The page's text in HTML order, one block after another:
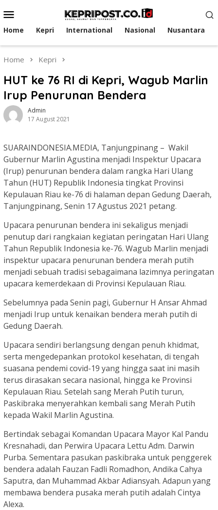
to
contentMenu
Home Kepri International Nasional Nusantara
Home Kepri
HUT ke 76 RI di Kepri, Wagub Marlin
Irup Penurunan Bendera
Admin
17 August 2021
SUARAINDONESIA.MEDIA, Tanjungpinang – Wakil
Gubernur Marlin Agustina menjadi Inspektur Upacara
(Irup) penurunan bendera dalam rangka Hari Ulang
Tahun (HUT) Republik Indonesia tingkat Provinsi
Kepulauan Riau ke-76 di halaman depan Gedung Daerah,
Tanjungpinang, Senin 17 Agustus 2021 petang.
Upacara penurunan bendera ini sekaligus menjadi
penutup dari rangkaian kegiatan peringatan Hari Ulang
Tahun Republik Indonesia ke-76. Wagub Marlin menjadi
inspektur upacara penurunan bendera merah putih
menjadi sebuah tradisi sebagaimana lazimnya peringatan
upacara kemerdekaan di Provinsi Kepulauan Riau.
Sebelumnya pada Senin pagi, Gubernur H Ansar Ahmad
menjadi Irup untuk kenaikan bendera merah putih di
Gedung Daerah.
Upacara sendiri berlangsung dengan penuh khidmat,
serta mengedepankan protokol kesehatan, di tengah
suasana pendemi covid-19 yang hingga saat ini masih
terus dirasakan secara nasional, hingga ke Provinsi
Kepulauan Riau. Setelah sang Merah Putih turun,
Paskibraka menyerahkan kembali sang Merah Putih
kepada Wakil Marlin Agustina.
Bertindak sebagai Komandan Upacara Mayor Kal Pandu
Kresnahadi, dan Perwira Upacara Lettu Adm. Darwin
Purba. Sementara pasukan paskibraka untuk penggerek
bendera adalah Fauzan Fadli Romadhon, Andika Cahya
Saputra, dan Muhammad Akbar Adiansyah. Adapun yang
membawa bendera pusaka merah putih adalah Cintya
Alexa.